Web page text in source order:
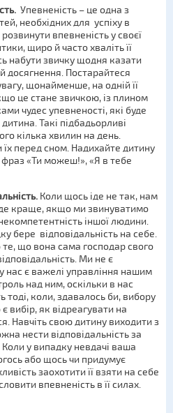
Упевненість – це одна з
необхідних для успіху в
впевненість у своєї
щиро й часто хваліть її
набути звичку щодня казати
й досягнення. Постарайтеся
щонайменше, на одній її
це стане звичкою, із плином
чудес упевненості, які буде
Такі підбадьорливі
кілька хвилин на день.
перед сном. Надихайте дитину
«Ти можеш!», «Я в тебе
Коли щось іде не так, нам
краще, якщо ми звинуватимо
іншої людини.
бере відповідальність на себе.
те, що вона сама господар свого
Ми не є
нас є важелі управління нашим
над ним, оскільки в нас
тоді, коли, здавалось би, вибору
вибір, як відреагувати на
Навчіть свою дитину виходити з
нести відповідальність за
Коли у випадку невдачі ваша
або щось чи придумує
заохотити її взяти на себе
впевненість в її силах.